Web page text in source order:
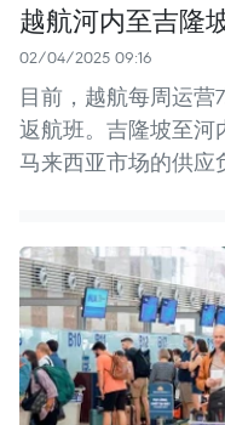
越航河内至吉隆
02/04/2025 09:16
目前，越航每周运营
返航班。吉隆坡至河
马来西亚市场的供应